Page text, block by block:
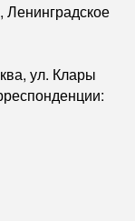
Ленинградское
ул. Клары